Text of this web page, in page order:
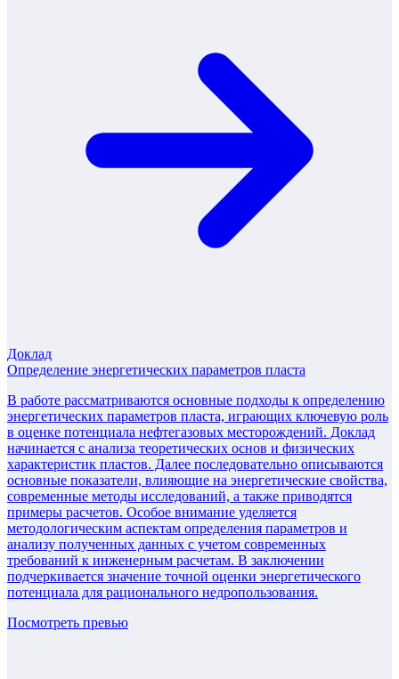
Доклад
Определение энергетических параметров пласта
В работе рассматриваются основные подходы к определению
энергетических параметров пласта, играющих ключевую роль
в оценке потенциала нефтегазовых месторождений. Доклад
начинается с анализа теоретических основ и физических
характеристик пластов. Далее последовательно описываются
основные показатели, влияющие на энергетические свойства,
современные методы исследований, а также приводятся
примеры расчетов. Особое внимание уделяется
методологическим аспектам определения параметров и
анализу полученных данных с учетом современных
требований к инженерным расчетам. В заключении
подчеркивается значение точной оценки энергетического
потенциала для рационального недропользования.
Посмотреть превью